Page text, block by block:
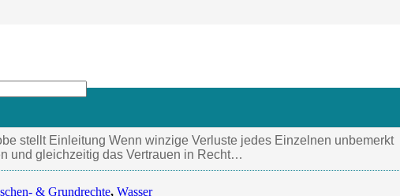
Probe stellt
stellt Einleitung Wenn winzige Verluste jedes Einzelnen unbemerkt
und gleichzeitig das Vertrauen in Recht…
& Grundrechte, Wasser